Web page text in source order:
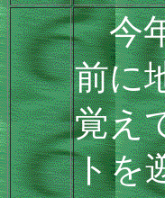
今年
前に
覚え
トを